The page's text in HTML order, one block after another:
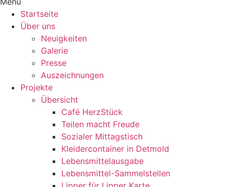
Startseite
Über uns
Neuigkeiten
Galerie
Presse
Auszeichnungen
Projekte
Übersicht
Café HerzStück
Teilen macht Freude
Sozialer Mittagstisch
Kleidercontainer in Detmold
Lebensmittelausgabe
Lebensmittel-Sammelstellen